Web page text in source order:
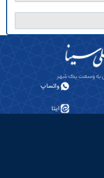
واتساپ
ایتا